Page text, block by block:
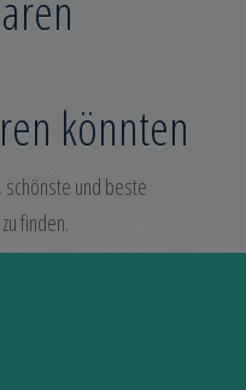
könnten
und beste
finden.